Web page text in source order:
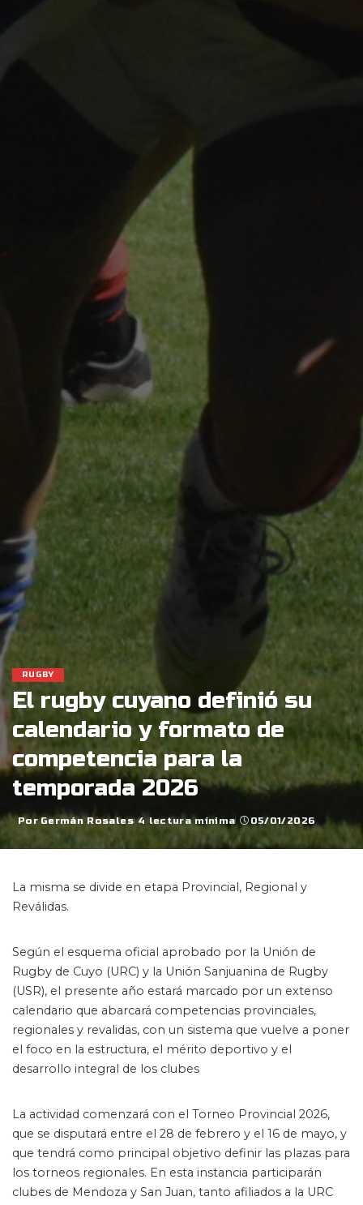
RUGBY
El rugby cuyano definió su
calendario y formato de
competencia para la
temporada 2026
Posted
Por Germán Rosales 4 lectura mínima 05/01/2026
La misma se divide en etapa Provincial, Regional y
Reválidas.
Según el esquema oficial aprobado por la Unión de
Rugby de Cuyo (URC) y la Unión Sanjuanina de Rugby
(USR), el presente año estará marcado por un extenso
calendario que abarcará competencias provinciales,
regionales y revalidas, con un sistema que vuelve a poner
el foco en la estructura, el mérito deportivo y el
desarrollo integral de los clubes
La actividad comenzará con el Torneo Provincial 2026,
que se disputará entre el 28 de febrero y el 16 de mayo, y
que tendrá como principal objetivo definir las plazas para
los torneos regionales. En esta instancia participarán
clubes de Mendoza y San Juan, tanto afiliados a la URC